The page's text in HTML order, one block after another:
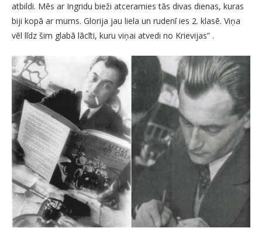
atbildi. Mēs ar Ingridu bieži atceramies tās divas dienas, kuras
biji kopā ar mums. Glorija jau liela un rudenī ies 2. klasē. Viņa
vēl līdz šim glabā lācīti, kuru viņai atvedi no Krievijas” .